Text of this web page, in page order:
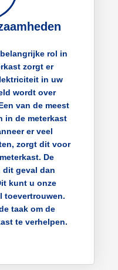
rol in
zorgt er
in uw
wordt over
van de meest
in de meterkast
er veel
zorgt dit voor
De
dit geval dan
kunt u onze
toevertrouwen.
taak om de
te verhelpen.